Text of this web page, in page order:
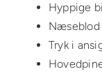
Hyppige
Næseblod
Tryk i